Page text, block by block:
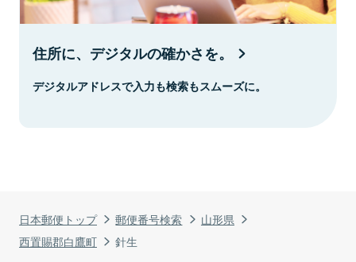
日本郵便トップ 郵便番号検索
山形県
西置賜郡白鷹町
針生
住所に、デジタルの確かさを。
デジタルアドレスで入力も検索もスムーズに。